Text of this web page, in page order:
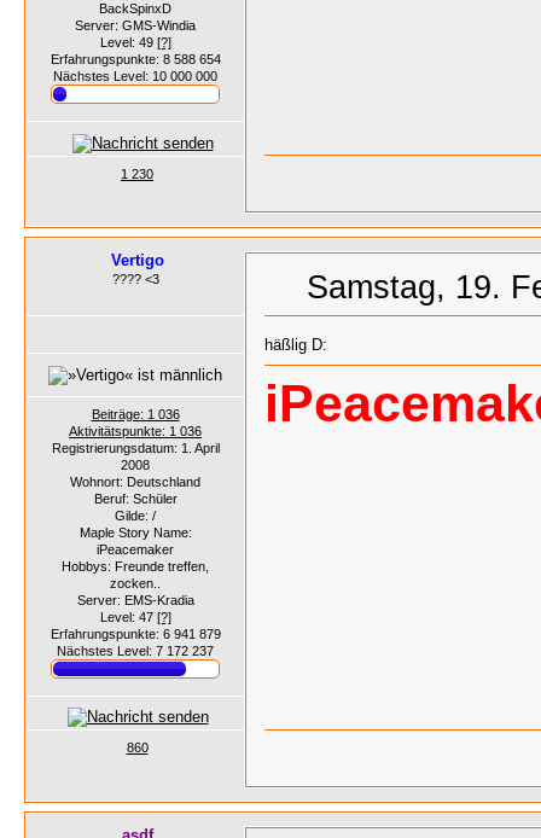
BackSpinxD
Server: GMS-Windia
Level: 49 [?]
Erfahrungspunkte: 8 588 654
Nächstes Level: 10 000 000
1 230
Vertigo
???? <3
Beiträge: 1 036
Aktivitätspunkte: 1 036
Registrierungsdatum: 1. April
2008
Wohnort: Deutschland
Beruf: Schüler
Gilde: /
Maple Story Name:
iPeacemaker
Hobbys: Freunde treffen,
zocken..
Server: EMS-Kradia
Level: 47 [?]
Erfahrungspunkte: 6 941 879
Nächstes Level: 7 172 237
860
Samstag, 19.
häßlig D: